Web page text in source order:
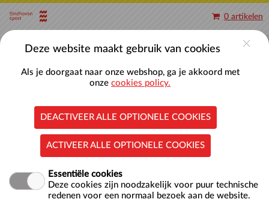
Naar hoofdinhoud
0 artikelen
Aquajoggen
Deze website maakt gebruik van cookies
Als je doorgaat naar onze webshop, ga je akkoord met
onze cookies policy.
DEACTIVEER ALLE OPTIONELE COOKIES
ACTIVEER ALLE OPTIONELE COOKIES
Essentiële cookies
Deze cookies zijn noodzakelijk voor puur technische
redenen voor een normaal bezoek aan de website.